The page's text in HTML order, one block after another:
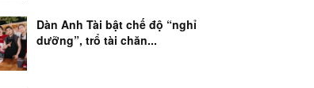
Dàn Anh Tài bật chế độ “nghỉ
dưỡng”, trổ tài chăn...